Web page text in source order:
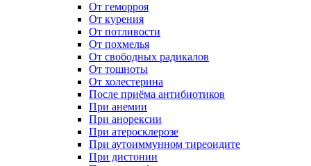
От геморроя
От курения
От потливости
От похмелья
От свободных радикалов
От тошноты
От холестерина
После приёма антибиотиков
При анемии
При анорексии
При атеросклерозе
При аутоиммунном тиреоидите
При дистонии